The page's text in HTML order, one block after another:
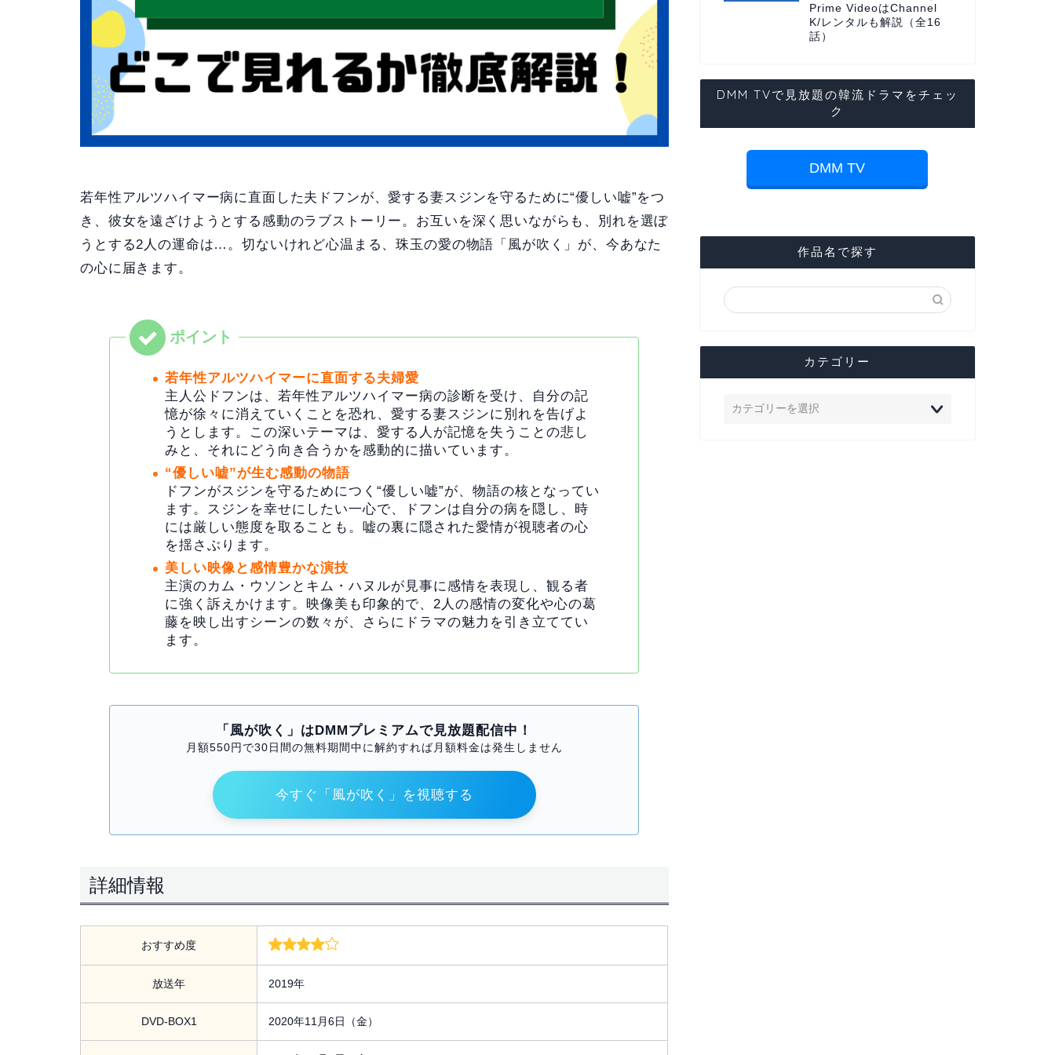
若年性アルツハイマー病に直面した夫ドフンが、愛する妻スジンを守るために“優しい嘘”をつ
き、彼女を遠ざけようとする感動のラブストーリー。お互いを深く思いながらも、別れを選ぼ
うとする2人の運命は…。切ないけれど心温まる、珠玉の愛の物語「風が吹く」が、今あなた
の心に届きます。
若年性アルツハイマーに直面する夫婦愛
主人公ドフンは、若年性アルツハイマー病の診断を受け、自分の記
憶が徐々に消えていくことを恐れ、愛する妻スジンに別れを告げよ
うとします。この深いテーマは、愛する人が記憶を失うことの悲し
みと、それにどう向き合うかを感動的に描いています。
“優しい嘘”が生む感動の物語
ドフンがスジンを守るためにつく“優しい嘘”が、物語の核となってい
ます。スジンを幸せにしたい一心で、ドフンは自分の病を隠し、時
には厳しい態度を取ることも。嘘の裏に隠された愛情が視聴者の心
を揺さぶります。
美しい映像と感情豊かな演技
主演のカム・ウソンとキム・ハヌルが見事に感情を表現し、観る者
に強く訴えかけます。映像美も印象的で、2人の感情の変化や心の葛
藤を映し出すシーンの数々が、さらにドラマの魅力を引き立ててい
ます。
「風が吹く」はDMMプレミアムで見放題配信中！
月額550円で30日間の無料期間中に解約すれば月額料金は発生しません
今すぐ「風が吹く」を視聴する
詳細情報
おすすめ度
放送年 2019年
DVD-BOX1 2020年11月6日（金）
Prime VideoはChannel
K/レンタルも解説（全16
話）
DMM TVで見放題の韓流ドラマをチェッ
ク
DMM TV
作品名で探す
カテゴリー